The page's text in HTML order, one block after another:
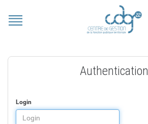
Authentication
Login